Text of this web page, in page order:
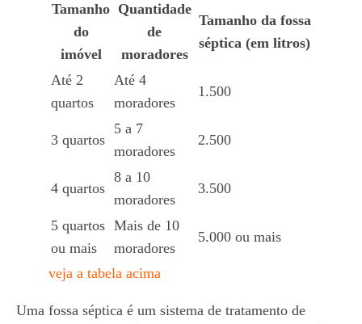
Tamanho
do
imóvel
Quantidade
de
moradores
Tamanho da fossa
séptica (em litros)
Até 2
quartos
Até 4
moradores
1.500
3 quartos
5 a 7
moradores
2.500
4 quartos
8 a 10
moradores
3.500
5 quartos
ou mais
Mais de 10
moradores
5.000 ou mais
veja a tabela acima
Uma fossa séptica é um sistema de tratamento de